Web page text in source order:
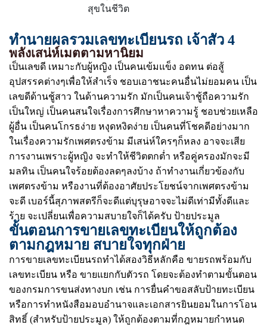
สุขในชีวิต
ทำนายผลรวมเลขทะเบียนรถ เจ้าสัว 4
พลังเสน่ห์เมตตามหานิยม
เป็นเลขดี เหมาะกับผู้หญิง เป็นคนเข้มแข็ง อดทน ต่อสู้
อุปสรรคต่างๆเพื่อให้สำเร็จ ชอบเอาชนะคนอื่นไม่ยอมคน เป็น
เลขดีด้านชู้สาว ในด้านความรัก มักเป็นคนเจ้าชู้ถือความรัก
เป็นใหญ่ เป็นคนสนใจเรื่องการศึกษาหาความรู้ ชอบช่วยเหลือ
ผู้อื่น เป็นคนโกรธง่าย หงุดหงิดง่าย เป็นคนที่โชคดีอย่างมาก
ในเรื่องความรักเพศตรงข้าม มีเสน่ห์ใครๆก็หลง อาจจะเสีย
การงานเพราะผู้หญิง จะทำให้ชีวิตตกต่ำ หรือคู่ครองมักจะมี
มลทิน เป็นคนใจร้อยต้องลดๆลงบ้าง ถ้าทำงานเกี่ยวข้องกับ
เพศตรงข้าม หรืองานที่ต้องอาศัยประโยชน์จากเพศตรงข้าม
จะดี เบอร์นี้สุภาพสตรีก็จะดีแต่บุรุษอาจจะไม่ดีเท่ามีทั้งดีและ
ร้าย จะเปลี่ยนเพื่อความสบายใจก็ได้ครับ ป้ายประมูล
ขั้นตอนการขายเลขทะเบียนให้ถูกต้อง
ตามกฎหมาย สบายใจทุกฝ่าย
การขายเลขทะเบียนรถทำได้สองวิธีหลักคือ ขายรถพร้อมกับ
เลขทะเบียน หรือ ขายแยกกับตัวรถ โดยจะต้องทำตามขั้นตอน
ของกรมการขนส่งทางบก เช่น การยื่นคำขอสลับป้ายทะเบียน
หรือการทำหนังสือมอบอำนาจและเอกสารยินยอมในการโอน
สิทธิ์ (สำหรับป้ายประมูล) ให้ถูกต้องตามที่กฎหมายกำหนด